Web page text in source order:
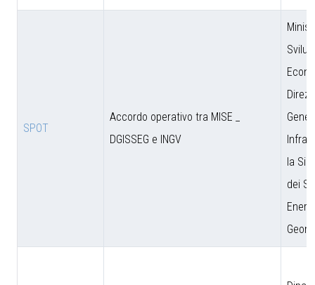
SPOT
Accordo operativo tra MISE _
DGISSEG e INGV
la
dei